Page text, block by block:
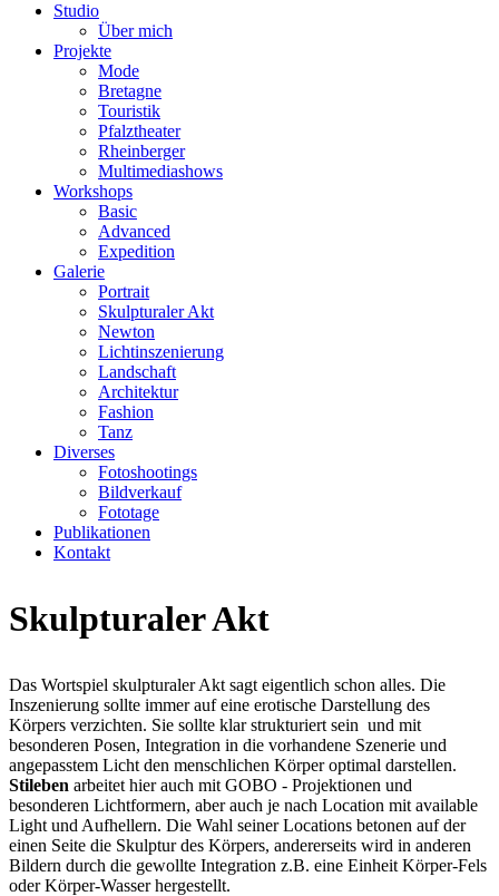
Studio
Über mich
Projekte
Mode
Bretagne
Touristik
Pfalztheater
Rheinberger
Multimediashows
Workshops
Basic
Advanced
Expedition
Galerie
Portrait
Skulpturaler Akt
Newton
Lichtinszenierung
Landschaft
Architektur
Fashion
Tanz
Diverses
Fotoshootings
Bildverkauf
Fototage
Publikationen
Kontakt
Skulpturaler Akt
Das Wortspiel skulpturaler Akt sagt eigentlich schon alles. Die
Inszenierung sollte immer auf eine erotische Darstellung des
Körpers verzichten. Sie sollte klar strukturiert sein und mit
besonderen Posen, Integration in die vorhandene Szenerie und
angepasstem Licht den menschlichen Körper optimal darstellen.
Stileben arbeitet hier auch mit GOBO - Projektionen und
besonderen Lichtformern, aber auch je nach Location mit available
Light und Aufhellern. Die Wahl seiner Locations betonen auf der
einen Seite die Skulptur des Körpers, andererseits wird in anderen
Bildern durch die gewollte Integration z.B. eine Einheit Körper-Fels
oder Körper-Wasser hergestellt.